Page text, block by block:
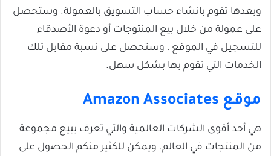
وبعدها تقوم بانشاء حساب التسويق بالعمولة. وستحصل
على عمولة من خلال بيع المنتوجات أو دعوة الأصدقاء
للتسجيل في الموقع ، وستحصل على نسبة مقابل تلك
الخدمات التي تقوم بها بشكل سهل.
موقع Amazon Associates
هي أحد أقوى الشركات العالمية والتي تعرف ببيع مجموعة
من المنتجات في العالم. ويمكن للكثير منكم الحصول على